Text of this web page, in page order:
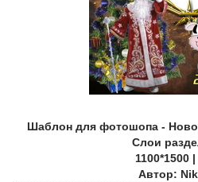
Шаблон для фотошопа -
Слои
1100*1500 |
Автор: